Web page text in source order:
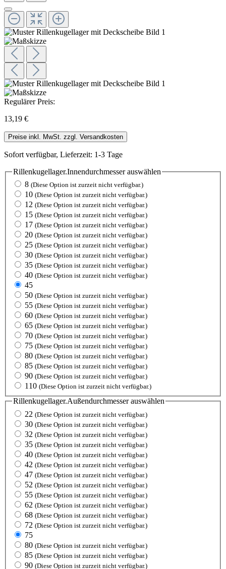
Regulärer Preis:
13,19 €
Preise inkl. MwSt. zzgl. Versandkosten
Sofort verfügbar, Lieferzeit: 1-3 Tage
Rillenkugellager.Innendurchmesserauswählen
8 (Diese Option ist zurzeit nicht verfügbar.)
10 (Diese Option ist zurzeit nicht verfügbar.)
12 (Diese Option ist zurzeit nicht verfügbar.)
15 (Diese Option ist zurzeit nicht verfügbar.)
17 (Diese Option ist zurzeit nicht verfügbar.)
20 (Diese Option ist zurzeit nicht verfügbar.)
25 (Diese Option ist zurzeit nicht verfügbar.)
30 (Diese Option ist zurzeit nicht verfügbar.)
35 (Diese Option ist zurzeit nicht verfügbar.)
40 (Diese Option ist zurzeit nicht verfügbar.)
45
50 (Diese Option ist zurzeit nicht verfügbar.)
55 (Diese Option ist zurzeit nicht verfügbar.)
60 (Diese Option ist zurzeit nicht verfügbar.)
65 (Diese Option ist zurzeit nicht verfügbar.)
70 (Diese Option ist zurzeit nicht verfügbar.)
75 (Diese Option ist zurzeit nicht verfügbar.)
80 (Diese Option ist zurzeit nicht verfügbar.)
85 (Diese Option ist zurzeit nicht verfügbar.)
90 (Diese Option ist zurzeit nicht verfügbar.)
110 (Diese Option ist zurzeit nicht verfügbar.)
Rillenkugellager.Außendurchmesserauswählen
22 (Diese Option ist zurzeit nicht verfügbar.)
30 (Diese Option ist zurzeit nicht verfügbar.)
32 (Diese Option ist zurzeit nicht verfügbar.)
35 (Diese Option ist zurzeit nicht verfügbar.)
40 (Diese Option ist zurzeit nicht verfügbar.)
42 (Diese Option ist zurzeit nicht verfügbar.)
47 (Diese Option ist zurzeit nicht verfügbar.)
52 (Diese Option ist zurzeit nicht verfügbar.)
55 (Diese Option ist zurzeit nicht verfügbar.)
62 (Diese Option ist zurzeit nicht verfügbar.)
68 (Diese Option ist zurzeit nicht verfügbar.)
72 (Diese Option ist zurzeit nicht verfügbar.)
75
80 (Diese Option ist zurzeit nicht verfügbar.)
85 (Diese Option ist zurzeit nicht verfügbar.)
90 (Diese Option ist zurzeit nicht verfügbar.)